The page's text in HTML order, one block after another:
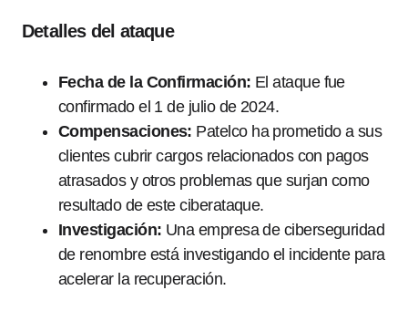
Detalles del ataque
Fecha de la Confirmación: El ataque fue
confirmado el 1 de julio de 2024.
Compensaciones: Patelco ha prometido a sus
clientes cubrir cargos relacionados con pagos
atrasados y otros problemas que surjan como
resultado de este ciberataque.
Investigación: Una empresa de ciberseguridad
de renombre está investigando el incidente para
acelerar la recuperación.